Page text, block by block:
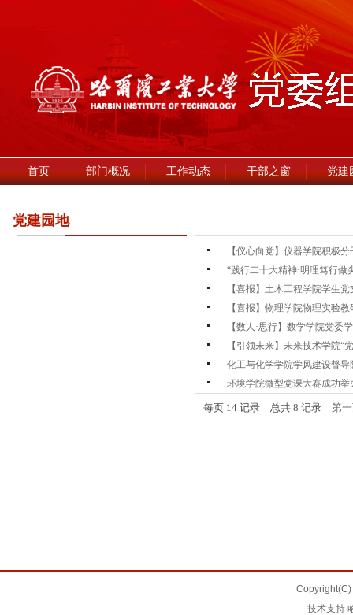
首页 部门概况 工作动态 干部之窗 党建
党建园地
【仪心向党】仪器学院积极
“践行二十大精神·明理笃行做
【喜报】土木工程学院学生
【喜报】物理学院物理实验
【数人·思行】数学学院党委
【引领未来】未来技术学院“
化工与化学学院学风建设督
环境学院微型党课大赛成功举
每页 14 记录 总共 8 记录 第
技术支持